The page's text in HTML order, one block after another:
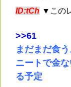
ID:tCh ▼この
>>61
まだまだ食う
ニートで金
る予定